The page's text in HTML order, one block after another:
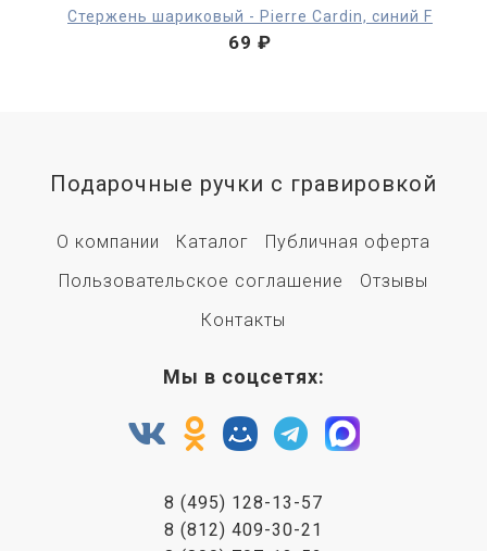
Стержень шариковый - Pierre Cardin, синий F
69 ₽
Подарочные ручки с гравировкой
О компании Каталог
Публичная оферта
Пользовательское соглашение
Отзывы
Контакты
Мы в соцсетях:
8 (495) 128-13-57
8 (812) 409-30-21